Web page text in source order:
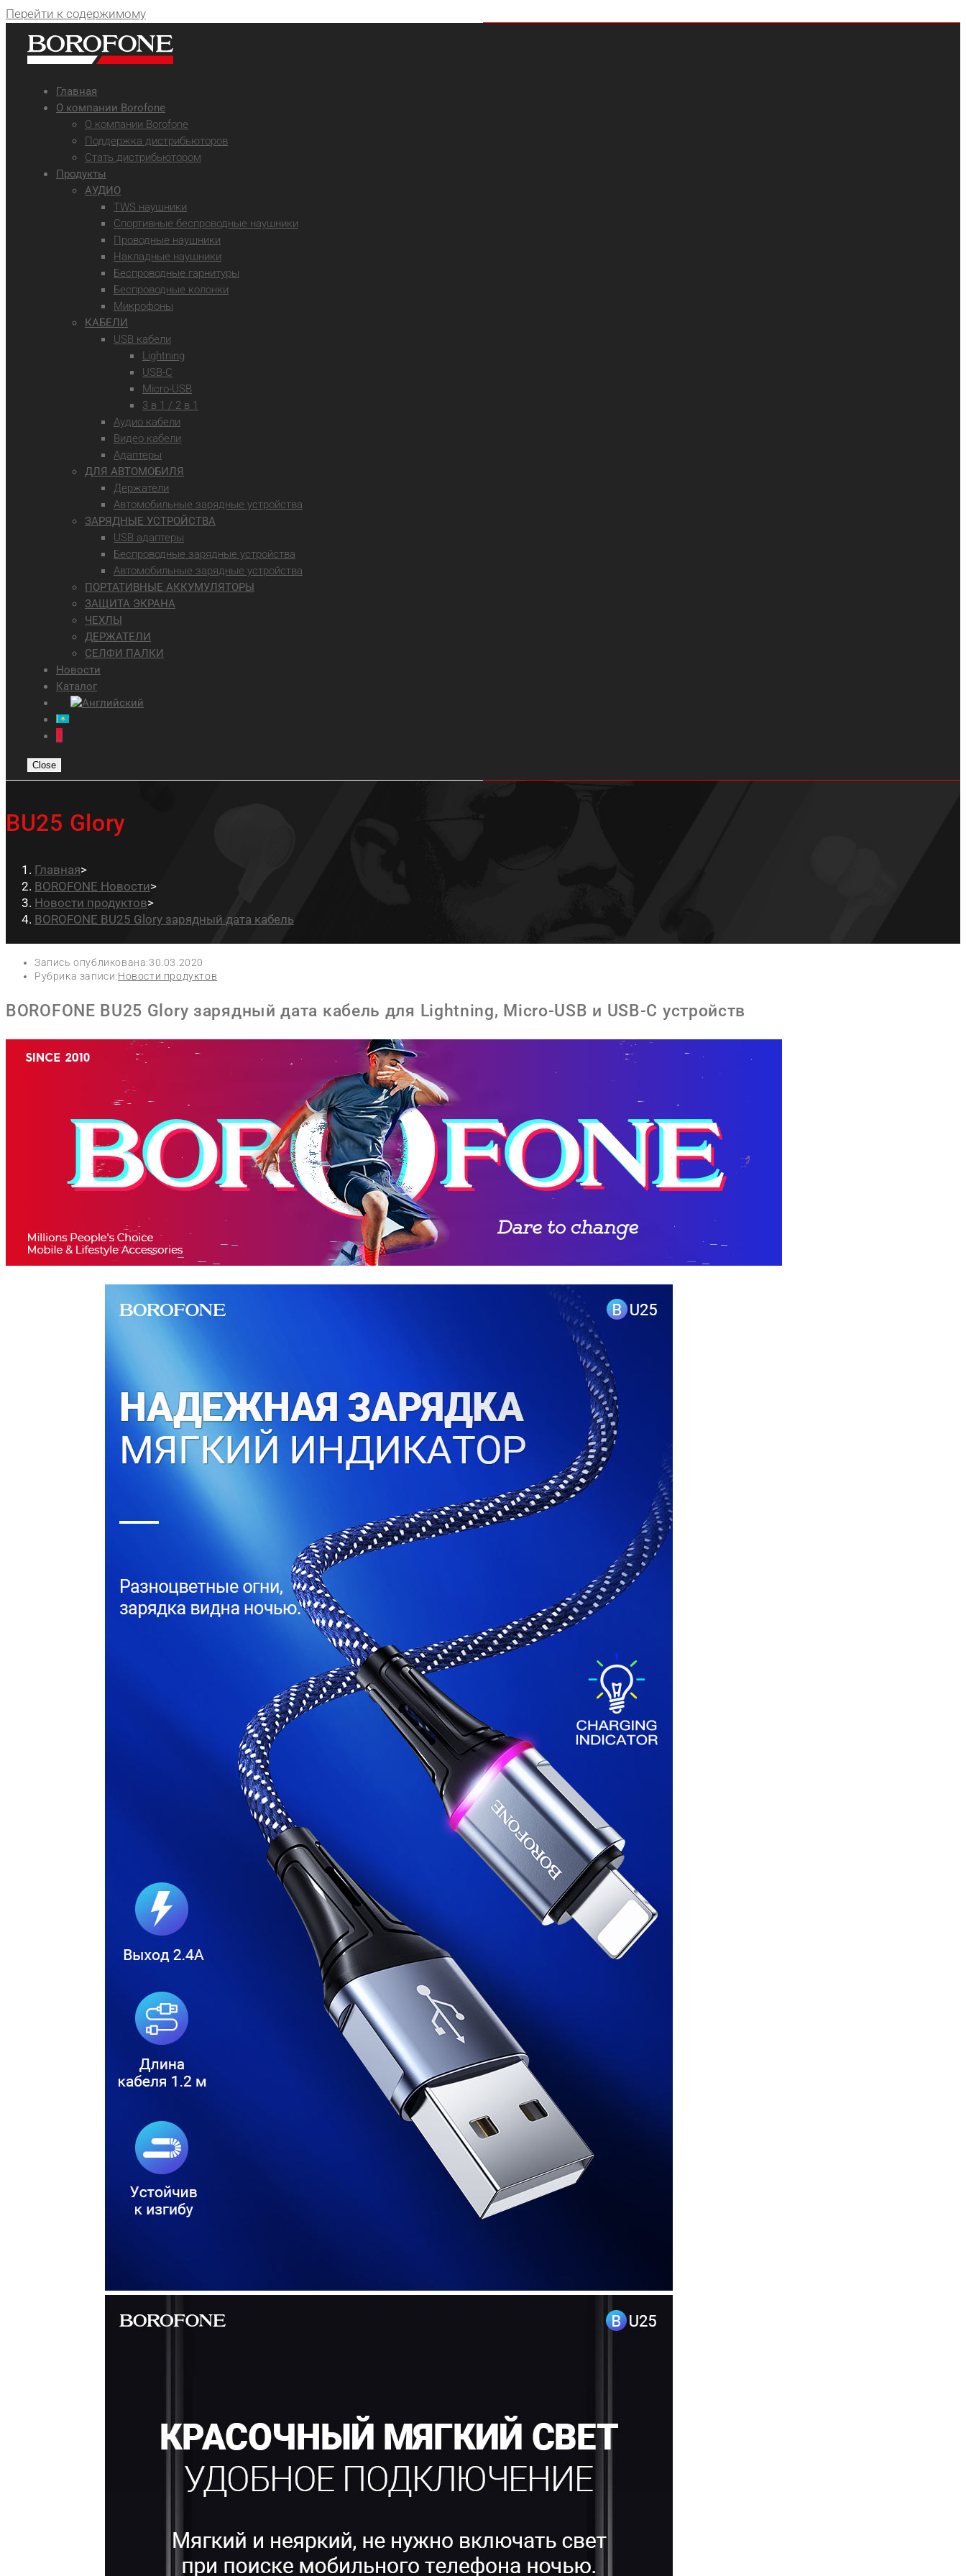
Перейти к содержимому
Главная
О компании Borofone
О компании Borofone
Поддержка дистрибьюторов
Стать дистрибьютором
Продукты
АУДИО
TWS наушники
Спортивные беспроводные наушники
Проводные наушники
Накладные наушники
Беспроводные гарнитуры
Беспроводные колонки
Микрофоны
КАБЕЛИ
USB кабели
Lightning
USB-C
Micro-USB
3 в 1 / 2 в 1
Аудио кабели
Видео кабели
Адаптеры
ДЛЯ АВТОМОБИЛЯ
Держатели
Автомобильные зарядные устройства
ЗАРЯДНЫЕ УСТРОЙСТВА
USB адаптеры
Беспроводные зарядные устройства
Автомобильные зарядные устройства
ПОРТАТИВНЫЕ АККУМУЛЯТОРЫ
ЗАЩИТА ЭКРАНА
ЧЕХЛЫ
ДЕРЖАТЕЛИ
СЕЛФИ ПАЛКИ
Новости
Каталог
0
Close
BU25 Glory
Главная>
BOROFONE Новости>
Новости продуктов>
BOROFONE BU25 Glory зарядный дата кабель
Запись опубликована:30.03.2020
Рубрика записи:Новости продуктов
BOROFONE BU25 Glory зарядный дата кабель для Lightning, Micro-USB и USB-C устройств